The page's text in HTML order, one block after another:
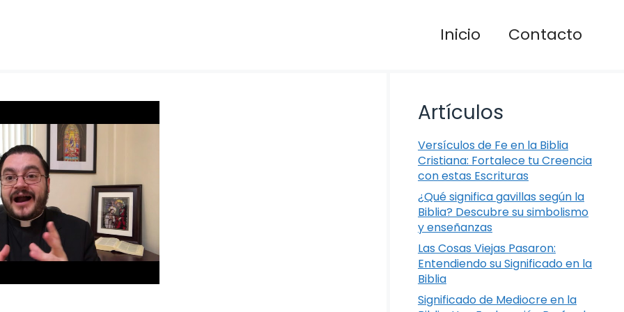
Inicio Contacto
Artículos
Versículos de Fe en la Biblia
Cristiana: Fortalece tu Creencia
con estas Escrituras
¿Qué significa gavillas según la
Biblia? Descubre su simbolismo
y enseñanzas
Las Cosas Viejas Pasaron:
Entendiendo su Significado en la
Biblia
Significado de Mediocre en la